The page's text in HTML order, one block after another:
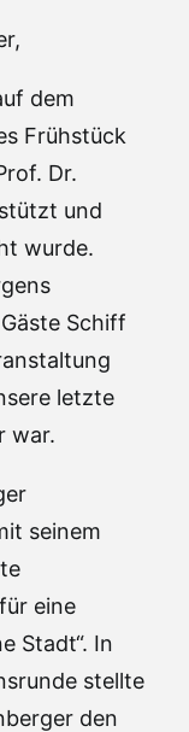
dem
Frühstück
Dr.
und
wurde.
Schiff
letzte
war.
seinem
eine
Stadt“. In
stellte
den